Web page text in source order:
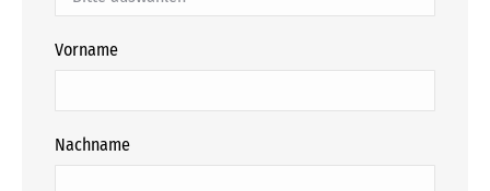
Vorname
Nachname